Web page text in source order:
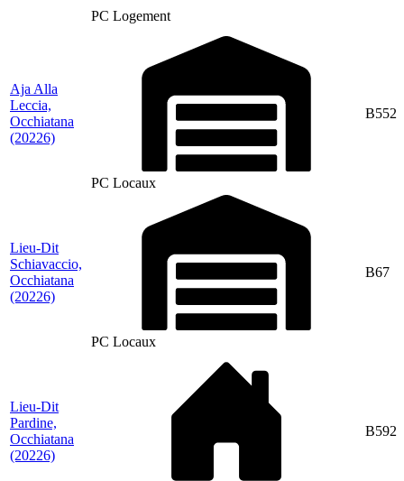
PC Logement
Aja Alla
Leccia,
Occhiatana
(20226)
PC Locaux
B552
Lieu-Dit
Schiavaccio,
Occhiatana
(20226)
PC Locaux
B67
Lieu-Dit
Pardine,
Occhiatana
(20226)
B592